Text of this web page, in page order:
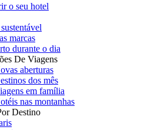
o seu hotel
marcas
durante o dia
De Viagens
aberturas
dos mês
em família
nas montanhas
Destino